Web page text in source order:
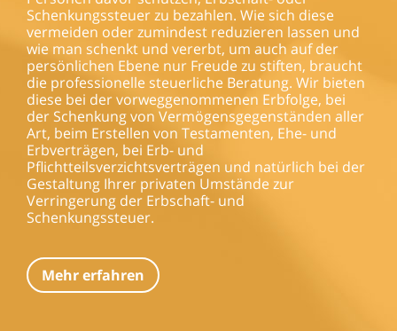
Schenkungssteuer zu bezahlen. Wie sich diese
vermeiden oder zumindest reduzieren lassen und
wie man schenkt und vererbt, um auch auf der
persönlichen Ebene nur Freude zu stiften, braucht
die professionelle steuerliche Beratung. Wir bieten
diese bei der vorweggenommenen Erbfolge, bei
der Schenkung von Vermögensgegenständen aller
Art, beim Erstellen von Testamenten, Ehe- und
Erbverträgen, bei Erb- und
Pflichtteilsverzichtsverträgen und natürlich bei der
Gestaltung Ihrer privaten Umstände zur
Verringerung der Erbschaft- und
Schenkungssteuer.
Mehr erfahren